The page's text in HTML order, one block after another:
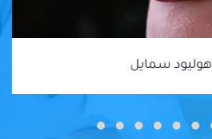
هوليود سمايل